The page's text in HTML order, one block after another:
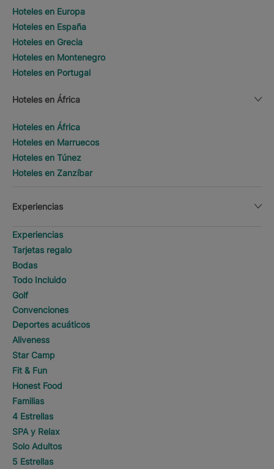
Hoteles en Europa
Hoteles en España
Hoteles en Grecia
Hoteles en Montenegro
Hoteles en Portugal
Hoteles en África
Hoteles en África
Hoteles en Marruecos
Hoteles en Túnez
Hoteles en Zanzíbar
Experiencias
Experiencias
Tarjetas regalo
Bodas
Todo Incluido
Golf
Convenciones
Deportes acuáticos
Aliveness
Star Camp
Fit & Fun
Honest Food
Familias
4 Estrellas
SPA y Relax
Solo Adultos
5 Estrellas